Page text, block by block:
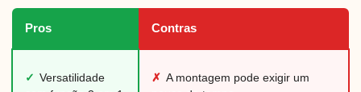
Pros Contras
✓ Versatilidade
✗ A montagem pode exigir um